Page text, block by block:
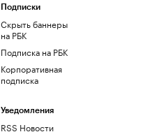
Подписки
Скрыть баннеры
на РБК
Подписка на РБК
Корпоративная
подписка
Уведомления
RSS Новости